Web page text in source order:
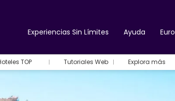
Experiencias Sin Límites Ayuda Euro
TOP Tutoriales Web Explora más